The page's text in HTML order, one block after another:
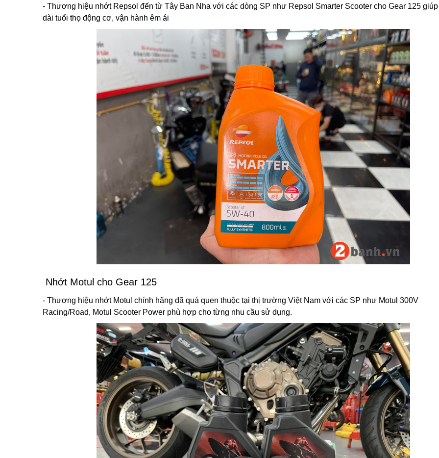
- Thương hiệu nhớt Repsol đến từ Tây Ban Nha với các dòng SP như Repsol Smarter Scooter cho Gear 125
dài tuổi thọ động cơ, vận hành êm ái
Nhớt Motul cho Gear 125
- Thương hiệu nhớt Motul chính hãng đã quá quen thuộc tại thị trường Việt Nam với các SP như Motul 300V
Racing/Road, Motul Scooter Power phù hợp cho từng nhu cầu sử dụng.